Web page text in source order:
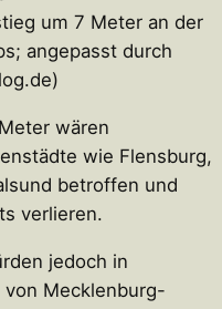
um 7 Meter an der
angepasst durch
wären
wie Flensburg,
betroffen und
verlieren.
jedoch in
Mecklenburg-